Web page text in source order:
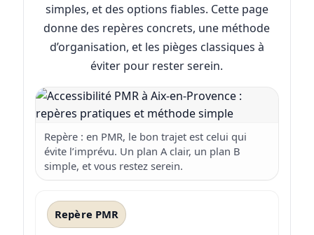
simples, et des options fiables. Cette page
donne des repères concrets, une méthode
d’organisation, et les pièges classiques à
éviter pour rester serein.
Repère : en PMR, le bon trajet est celui qui
évite l’imprévu. Un plan A clair, un plan B
simple, et vous restez serein.
Repère PMR